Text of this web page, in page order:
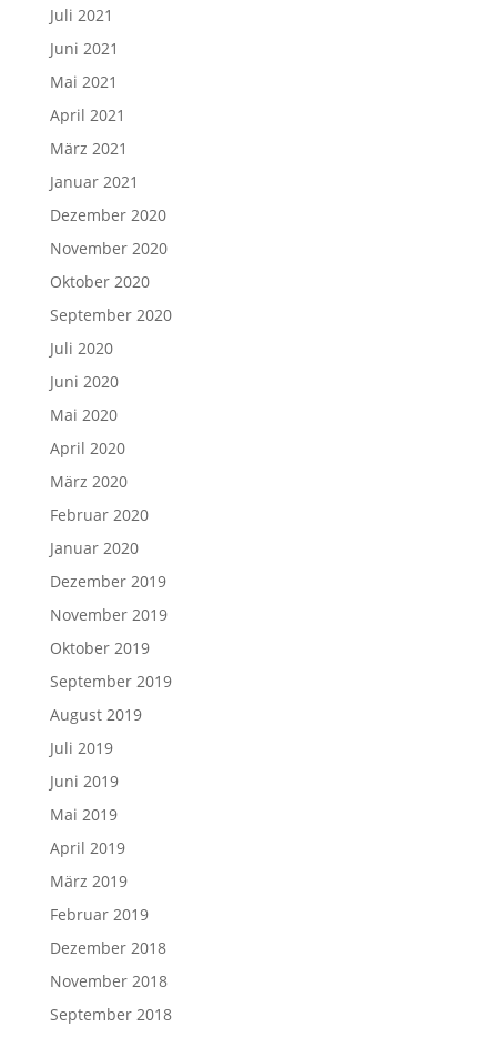
Juli 2021
Juni 2021
Mai 2021
April 2021
März 2021
Januar 2021
Dezember 2020
November 2020
Oktober 2020
September 2020
Juli 2020
Juni 2020
Mai 2020
April 2020
März 2020
Februar 2020
Januar 2020
Dezember 2019
November 2019
Oktober 2019
September 2019
August 2019
Juli 2019
Juni 2019
Mai 2019
April 2019
März 2019
Februar 2019
Dezember 2018
November 2018
September 2018